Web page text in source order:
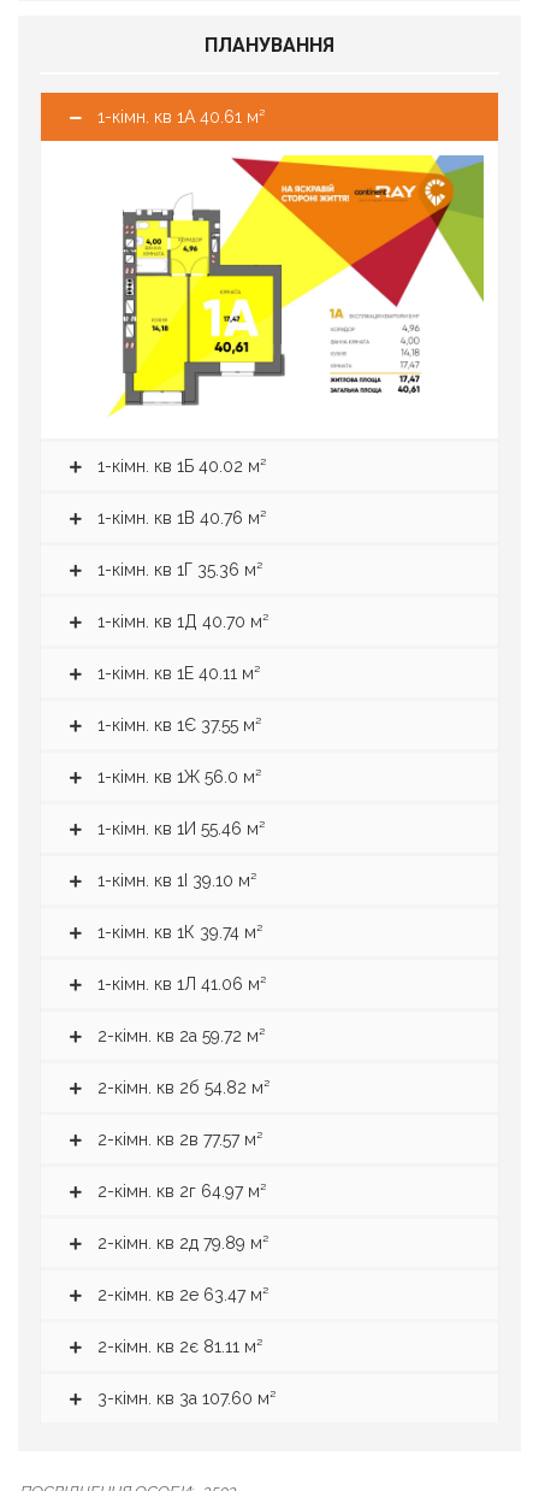
ПЛАНУВАННЯ
1-кімн. кв 1А 40.61 м²
1-кімн. кв 1Б 40.02 м²
1-кімн. кв 1В 40.76 м²
1-кімн. кв 1Г 35.36 м²
1-кімн. кв 1Д 40.70 м²
1-кімн. кв 1Е 40.11 м²
1-кімн. кв 1Є 37.55 м²
1-кімн. кв 1Ж 56.0 м²
1-кімн. кв 1И 55.46 м²
1-кімн. кв 1І 39.10 м²
1-кімн. кв 1К 39.74 м²
1-кімн. кв 1Л 41.06 м²
2-кімн. кв 2а 59.72 м²
2-кімн. кв 2б 54.82 м²
2-кімн. кв 2в 77.57 м²
2-кімн. кв 2г 64.97 м²
2-кімн. кв 2д 79.89 м²
2-кімн. кв 2е 63.47 м²
2-кімн. кв 2є 81.11 м²
3-кімн. кв 3а 107.60 м²